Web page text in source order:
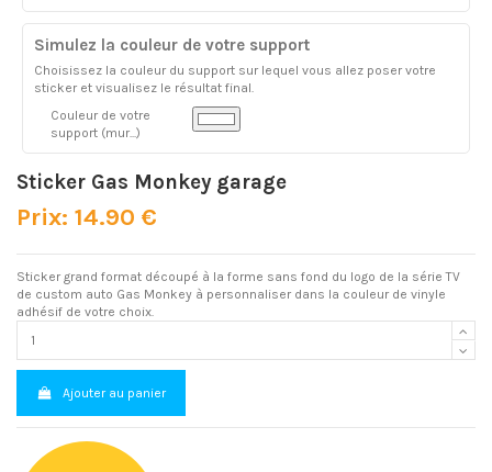
Simulez la couleur de votre support
Choisissez la couleur du support sur lequel vous allez poser votre
sticker et visualisez le résultat final.
Couleur de votre
support (mur...)
Sticker Gas Monkey garage
Prix: 14.90 €
Sticker grand format découpé à la forme sans fond du logo de la série TV
de custom auto Gas Monkey à personnaliser dans la couleur de vinyle
adhésif de votre choix.
Ajouter au panier